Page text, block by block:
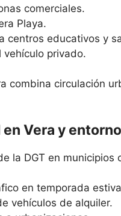
comerciales.
Playa.
centros educativos y
privado.
combina circulación
Vera y
la DGT en municipios
en temporada
vehículos de alquiler.